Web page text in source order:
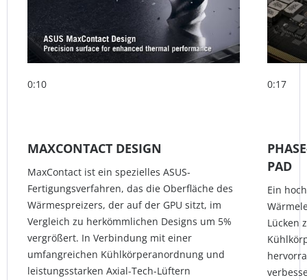
0:10 0:17
MAXCONTACT DESIGN
MaxContact ist ein spezielles ASUS-
Fertigungsverfahren, das die Oberfläche des
Wärmespreizers, der auf der GPU sitzt, im
Vergleich zu herkömmlichen Designs um 5%
vergrößert. In Verbindung mit einer
umfangreichen Kühlkörperanordnung und
leistungsstarken Axial-Tech-Lüftern
PAD
Ein
Lücken